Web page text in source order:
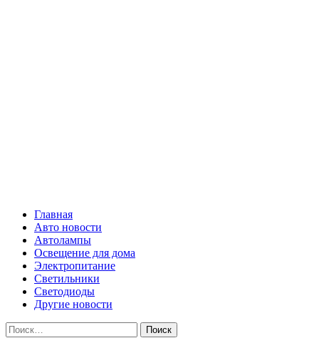
Главная
Авто новости
Автолампы
Освещение для дома
Электропитание
Светильники
Светодиоды
Другие новости
Найти: